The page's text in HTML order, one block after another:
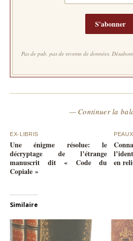
S'abonner
Pas de pub, pas de revente de données.
— Continuer la
EX-LIBRIS
Une énigme résolue: le
décryptage de l’étrange
manuscrit dit « Code du
Copiale »
PEAUX
en
Similaire